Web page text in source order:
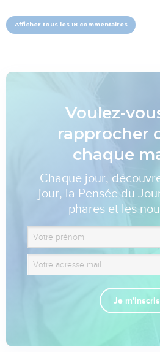
Afficher tous les 18 commentaires
Voulez-
rapprocher
chaque
Chaque jour,
jour, la Pensée du
phares et les
Je m'inscris